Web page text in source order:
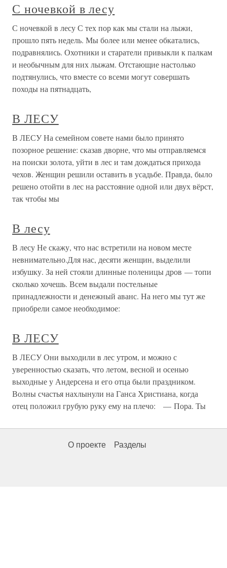
С ночевкой в лесу
С ночевкой в лесу С тех пор как мы стали на лыжи,
прошло пять недель. Мы более или менее обкатались,
подравнялись. Охотники и старатели привыкли к палкам
и необычным для них лыжам. Отстающие настолько
подтянулись, что вместе со всеми могут совершать
походы на пятнадцать,
В ЛЕСУ
В ЛЕСУ На семейном совете нами было принято
позорное решение: сказав дворне, что мы отправляемся
на поиски золота, уйти в лес и там дождаться прихода
чехов. Женщин решили оставить в усадьбе. Правда, было
решено отойти в лес на расстояние одной или двух вёрст,
так чтобы мы
В лесу
В лесу Не скажу, что нас встретили на новом месте
невнимательно.Для нас, десяти женщин, выделили
избушку. За ней стояли длинные поленицы дров — топи
сколько хочешь. Всем выдали постельные
принадлежности и денежный аванс. На него мы тут же
приобрели самое необходимое:
В ЛЕСУ
В ЛЕСУ Они выходили в лес утром, и можно с
уверенностью сказать, что летом, весной и осенью
выходные у Андерсена и его отца были праздником.
Волны счастья нахлынули на Ганса Христиана, когда
отец положил грубую руку ему на плечо: — Пора. Ты
О проекте Разделы